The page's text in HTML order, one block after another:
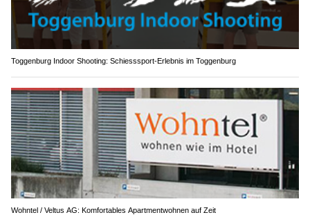
Toggenburg Indoor Shooting: Schiesssport-Erlebnis im Toggenburg
Wohntel / Veltus AG: Komfortables Apartmentwohnen auf Zeit